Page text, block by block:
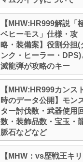
【MHW:HR999解説「
ベヒーモス」仕様・攻
略・装備案】役割分担(
ンク・ヒーラー・DPS)
滅龍弾が攻略のキー
【MHW:HR999カンス
時のデータ公開】モン
ター討伐数・武器使用
数・装飾品数・宝玉・
脈石などなど
【MHW：vs歴戦王キリ